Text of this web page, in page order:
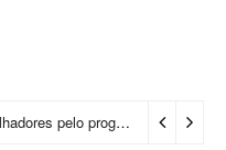
Prefeitura certifica 4,6 mil trabalhadores pelo programa Treinar para Empregar e realiza Feirão de Empregabilidade